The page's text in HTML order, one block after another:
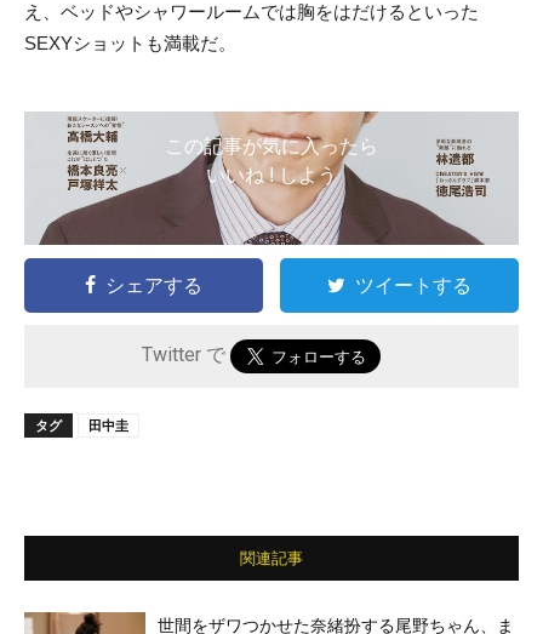
え、ベッドやシャワールームでは胸をはだけるといった
SEXYショッ トも満載だ。
この記事が気に入ったら
いいね ! しよう
シェアする ツイートする
Twitter で
タグ 田中圭
関連記事
世間をザワつかせた奈緒扮する尾野ちゃん、ま